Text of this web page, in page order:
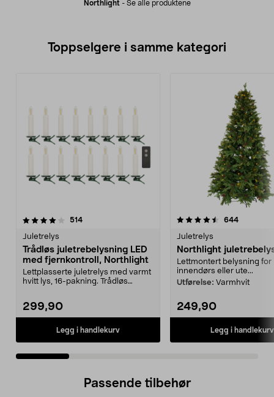
Northlight - Se alle produktene
Toppselgere i samme kategori
514anmeldelser
Juletrelys
Trådløs juletrebelysning LED
med fjernkontroll, Northlight
Lettplasserte juletrelys med varmt
hvitt lys, 16-pakning. Trådløs
299,90
Legg i handlekurv
4.5 av 5 stjerner 644
Juletrelys
Northlight
Lettmontert belysning for
innendørs eller ute...
Utførelse: Varmhvit
249,90
Legg i handlekurv
3.5 av 5 stjerner
Passende tilbehør